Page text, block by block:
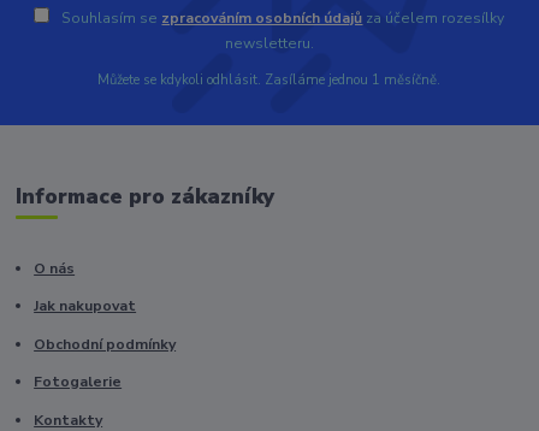
Souhlasím se zpracováním osobních údajů za účelem rozesílky
newsletteru.
Můžete se kdykoli odhlásit. Zasíláme jednou 1 měsíčně.
Informace pro zákazníky
O nás
Jak nakupovat
Obchodní podmínky
Fotogalerie
Kontakty